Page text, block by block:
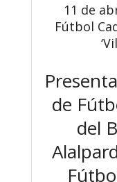
11 de
Fútbol
de
del